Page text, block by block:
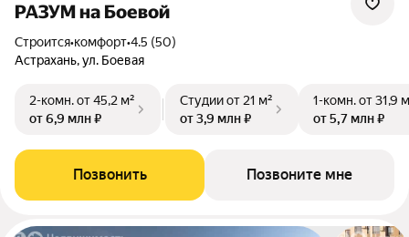
РАЗУМ на Боевой
Строится•комфорт•4.5 (50)
Астрахань, ул. Боевая
2-комн.от 45,2 м²
от 6,9 млн ₽
Студииот 21 м²
от 3,9 млн ₽
1-комн.от 31,9
от 5,7 млн ₽
Позвонить Позвоните мне